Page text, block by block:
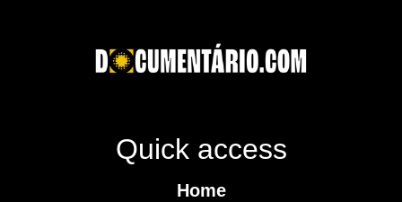
Quick access
Home